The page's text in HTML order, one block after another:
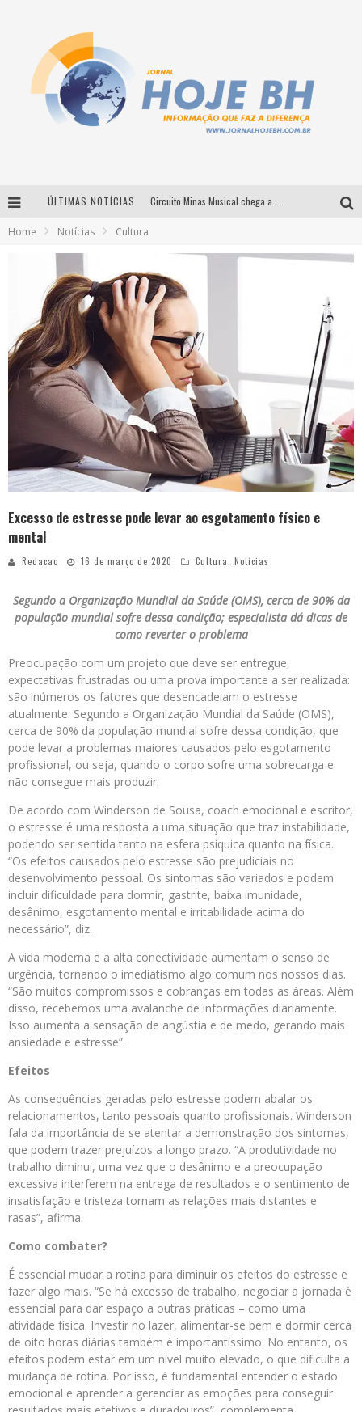
ÚLTIMAS NOTÍCIAS
Home Notícias Cultura
Excesso de estresse pode levar ao esgotamento físico e
mental
Redacao 16 de março de 2020 Cultura Notícias
Segundo a Organização Mundial da Saúde (OMS), cerca de 90% da
população mundial sofre dessa condição; especialista dá dicas de
como reverter o problema
Preocupação com um projeto que deve ser entregue,
expectativas frustradas ou uma prova importante a ser realizada:
são inúmeros os fatores que desencadeiam o estresse
atualmente. Segundo a Organização Mundial da Saúde (OMS),
cerca de 90% da população mundial sofre dessa condição, que
pode levar a problemas maiores causados pelo esgotamento
profissional, ou seja, quando o corpo sofre uma sobrecarga e
não consegue mais produzir.
De acordo com Winderson de Sousa, coach emocional e escritor,
o estresse é uma resposta a uma situação que traz instabilidade,
podendo ser sentida tanto na esfera psíquica quanto na física.
“Os efeitos causados pelo estresse são prejudiciais no
desenvolvimento pessoal. Os sintomas são variados e podem
incluir dificuldade para dormir, gastrite, baixa imunidade,
desânimo, esgotamento mental e irritabilidade acima do
necessário”, diz.
A vida moderna e a alta conectividade aumentam o senso de
urgência, tornando o imediatismo algo comum nos nossos dias.
“São muitos compromissos e cobranças em todas as áreas. Além
disso, recebemos uma avalanche de informações diariamente.
Isso aumenta a sensação de angústia e de medo, gerando mais
ansiedade e estresse”.
Efeitos
As consequências geradas pelo estresse podem abalar os
relacionamentos, tanto pessoais quanto profissionais. Winderson
fala da importância de se atentar a demonstração dos sintomas,
que podem trazer prejuízos a longo prazo. “A produtividade no
trabalho diminui, uma vez que o desânimo e a preocupação
excessiva interferem na entrega de resultados e o sentimento de
insatisfação e tristeza tornam as relações mais distantes e
rasas”, afirma.
Como combater?
É essencial mudar a rotina para diminuir os efeitos do estresse e
fazer algo mais. “Se há excesso de trabalho, negociar a jornada é
essencial para dar espaço a outras práticas – como uma
atividade física. Investir no lazer, alimentar-se bem e dormir cerca
de oito horas diárias também é importantíssimo. No entanto, os
efeitos podem estar em um nível muito elevado, o que dificulta a
mudança de rotina. Por isso, é fundamental entender o estado
emocional e aprender a gerenciar as emoções para conseguir